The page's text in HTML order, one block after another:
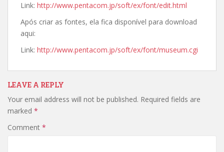
Link: http://www.pentacom.jp/soft/ex/font/edit.html
Após criar as fontes, ela fica disponível para download
aqui:
Link: http://www.pentacom.jp/soft/ex/font/museum.cgi
LEAVE A REPLY
Your email address will not be published. Required fields are
marked *
Comment *